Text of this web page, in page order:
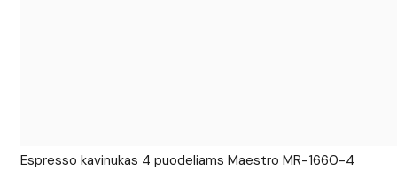
Espresso kavinukas 4 puodeliams Maestro MR-1660-4